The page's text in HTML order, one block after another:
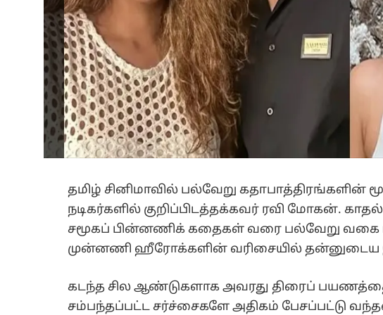
தமிழ் சினிமாவில் பல்வேறு
நடிகர்களில் குறிப்பிடத்தக்கவர் ரவி மோகன்.
சமூகப் பின்னணிக் கதைகள் வரை பல்வேறு வகை
முன்னணி ஹீரோக்களின் வரிசையில் தன்னுடைய
கடந்த சில ஆண்டுகளாக அவரது திரைப்
சம்பந்தப்பட்ட சர்ச்சைகளே அதிகம் பேசப்பட்டு